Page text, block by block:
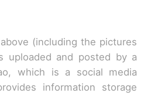
(including the pictures
uploaded and posted by a
which is a social media
information storage